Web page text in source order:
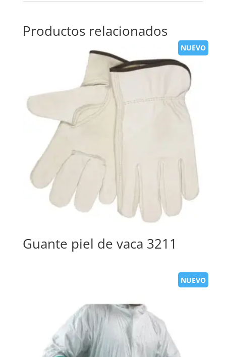
Productos relacionados
NUEVO
Guante piel de vaca 3211
NUEVO